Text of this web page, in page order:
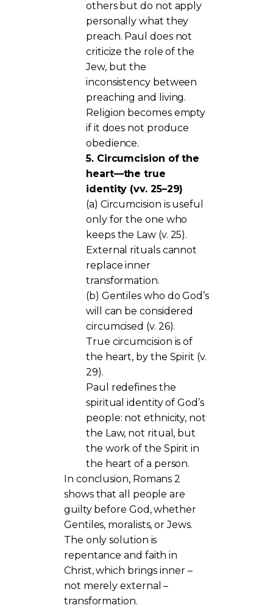
others but do not apply
personally what they
preach. Paul does not
criticize the role of the
Jew, but the
inconsistency between
preaching and living.
Religion becomes empty
if it does not produce
obedience.
5. Circumcision of the
heart—the true
identity (vv. 25–29)
(a) Circumcision is useful
only for the one who
keeps the Law (v. 25).
External rituals cannot
replace inner
transformation.
(b) Gentiles who do God’s
will can be considered
circumcised (v. 26).
True circumcision is of
the heart, by the Spirit (v.
29).
Paul redefines the
spiritual identity of God’s
people: not ethnicity, not
the Law, not ritual, but
the work of the Spirit in
the heart of a person.
In conclusion, Romans 2
shows that all people are
guilty before God, whether
Gentiles, moralists, or Jews.
The only solution is
repentance and faith in
Christ, which brings inner –
not merely external –
transformation.